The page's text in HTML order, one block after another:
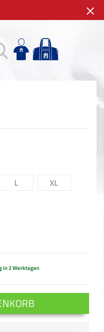
L
XL
in 2 Werktagen